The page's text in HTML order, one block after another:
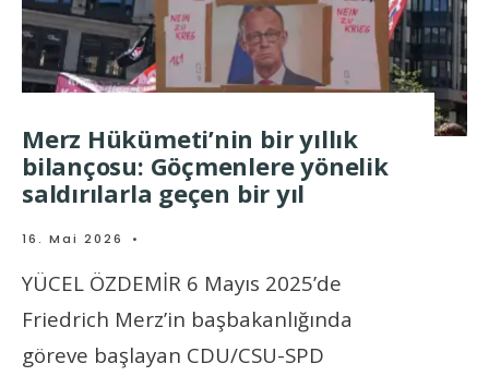
Merz Hükümeti’nin bir yıllık
bilançosu: Göçmenlere yönelik
saldırılarla geçen bir yıl
16. Mai 2026 •
YÜCEL ÖZDEMİR 6 Mayıs 2025’de
Friedrich Merz’in başbakanlığında
göreve başlayan CDU/CSU-SPD